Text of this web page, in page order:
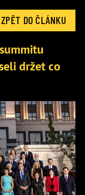
ZPĚT DO ČLÁNKU
držet co